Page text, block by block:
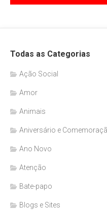
Todas as Categorias
Ação Social
Amor
Animais
Aniversário e
Ano Novo
Atenção
Bate-papo
Blogs e Sites